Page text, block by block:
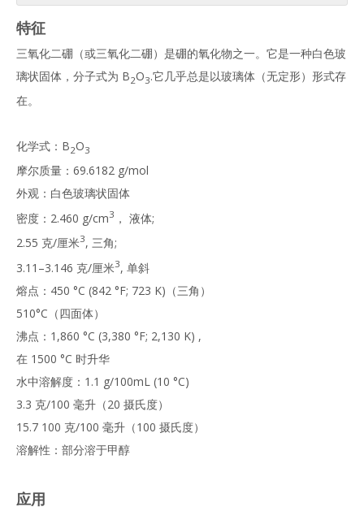
特征
三氧化二硼（或三氧化二硼）是硼的氧化物之一。它是一种白色玻
璃状固体，分子式为 B2O3.它几乎总是以玻璃体（无定形）形式存
在。
化学式：B2O3
摩尔质量：69.6182 g/mol
外观：白色玻璃状固体
密度：2.460 g/cm3 ， 液体;
2.55 克/厘米3, 三角;
3.11–3.146 克/厘米3, 单斜
熔点：450 °C (842 °F; 723 K)（三角）
510°C（四面体）
沸点：1,860 °C (3,380 °F; 2,130 K) ,
在 1500 °C 时升华
水中溶解度：1.1 g/100mL (10 °C)
3.3 克/100 毫升（20 摄氏度）
15.7 100 克/100 毫升（100 摄氏度）
溶解性：部分溶于甲醇
应用